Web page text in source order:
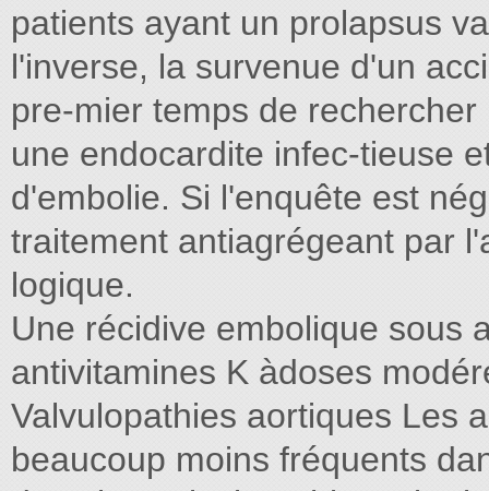
patients ayant un prolapsus
l'inverse, la survenue d'un
pre-mier temps de
une endocardite infec-tieuse
d'embolie. Si l'enquête est
traitement antiagrégeant par
logique.
Une récidive embolique sous
antivitamines K àdoses
Valvulopathies aortiques Les
beaucoup moins fréquents